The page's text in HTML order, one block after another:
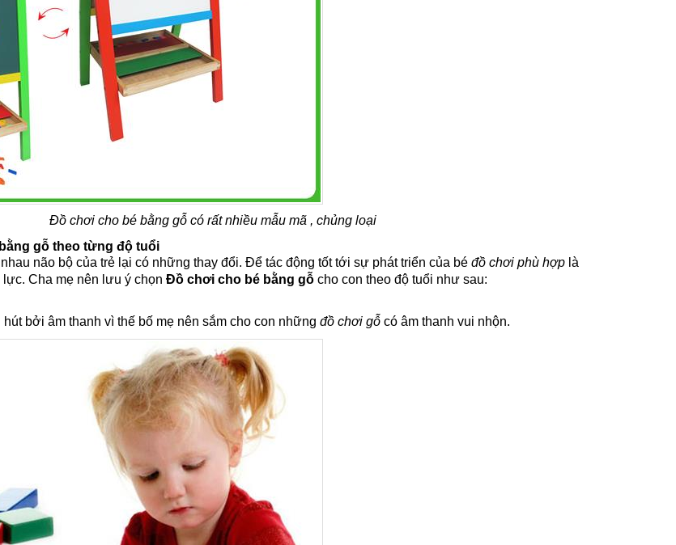
Đồ chơi cho bé bằng gỗ có rất nhiều mẫu mã , chủng loại
gỗ theo từng độ tuổi
não bộ của trẻ lại có những thay đổi. Để tác động tốt tới sự phát triển của bé đồ chơi phù hợp là
Cha mẹ nên lưu ý chọn Đồ chơi cho bé bằng gỗ cho con theo độ tuổi như sau:
bởi âm thanh vì thế bố mẹ nên sắm cho con những đồ chơi gỗ có âm thanh vui nhộn.